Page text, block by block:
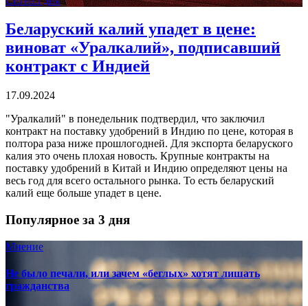
Беларуский калий упадет в цене:
виноват «Уралкалий», подписавший
контракт с Индией
17.09.2024
"Уралкалий" в понедельник подтвердил, что заключил
контракт на поставку удобрений в Индию по цене, которая в
полтора раза ниже прошлогодней. Для экспорта беларуского
калия это очень плохая новость. Крупные контракты на
поставку удобрений в Китай и Индию определяют цены на
весь год для всего остального рынка. То есть беларуский
калий еще больше упадет в цене.
Популярное за 3 дня
Мнение
Не было печали, или зачем «беглых» хотят лишать
гражданства